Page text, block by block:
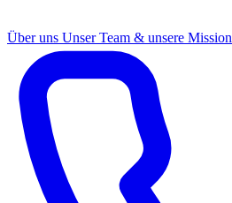
Über uns Unser Team & unsere Mission